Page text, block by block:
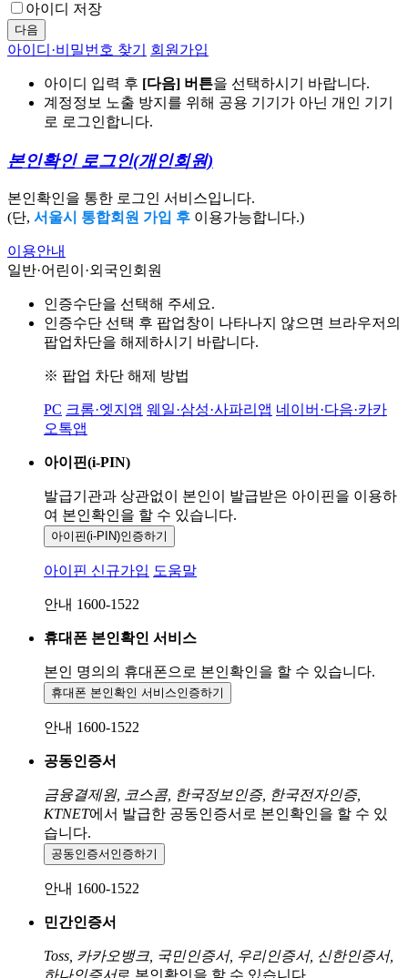
아이디 저장
다음
아이디·비밀번호 찾기 회원가입
아이디 입력 후 [다음] 버튼을 선택하시기 바랍니다.
계정정보 노출 방지를 위해 공용 기기가 아닌 개인 기기
로 로그인합니다.
본인확인 로그인(개인회원)
본인확인을 통한 로그인 서비스입니다.
(단, 서울시 통합회원 가입 후 이용가능합니다.)
이용안내
일반·어린이·외국인회원
인증수단을 선택해 주세요.
인증수단 선택 후 팝업창이 나타나지 않으면 브라우저의
팝업차단을 해제하시기 바랍니다.
※ 팝업 차단 해제 방법
PC 크롬·엣지앱 웨일·삼성·사파리앱 네이버·다음·카카
오톡앱
아이핀(i-PIN)
발급기관과 상관없이 본인이 발급받은 아이핀을 이용하
여 본인확인을 할 수 있습니다.
아이핀(i-PIN)인증하기
아이핀 신규가입 도움말
안내 1600-1522
휴대폰 본인확인 서비스
본인 명의의 휴대폰으로 본인확인을 할 수 있습니다.
휴대폰 본인확인 서비스인증하기
안내 1600-1522
공동인증서
금융결제원, 코스콤, 한국정보인증, 한국전자인증,
KTNET에서 발급한 공동인증서로 본인확인을 할 수 있
습니다.
공동인증서 인증하기
안내 1600-1522
민간인증서
Toss, 카카오뱅크, 국민인증서, 우리인증서, 신한인증서,